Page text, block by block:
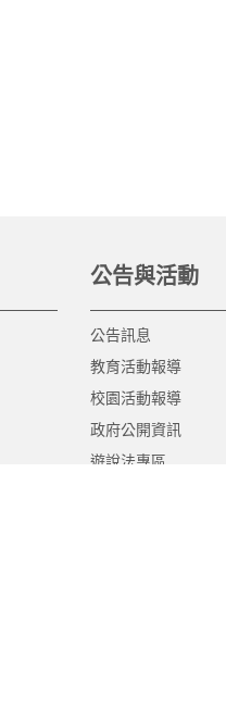
公告與活動
公告訊息
教育活動報導
校園活動報導
政府公開資訊
遊說法專區